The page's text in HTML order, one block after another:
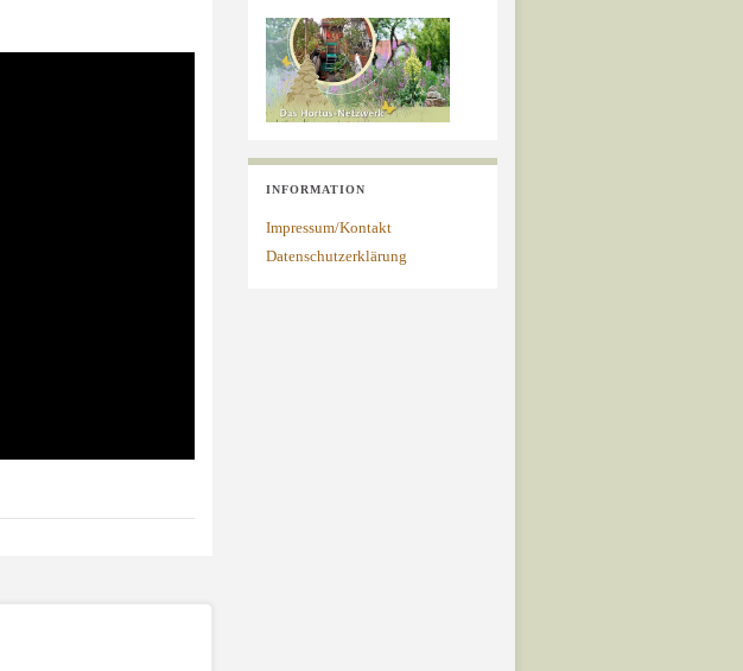
INFORMATION
Impressum/Kontakt
Datenschutzerklärung